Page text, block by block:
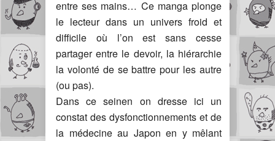
entre ses mains… Ce manga plonge
le lecteur dans un univers froid et
difficile où l’on est sans cesse
partager entre le devoir, la hiérarchie
la volonté de se battre pour les autre
(ou pas).
Dans ce seinen on dresse ici un
constat des dysfonctionnements et de
la médecine au Japon en y mêlant